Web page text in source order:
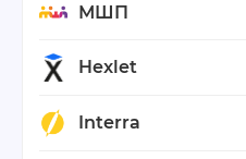
МШП
Hexlet
Interra